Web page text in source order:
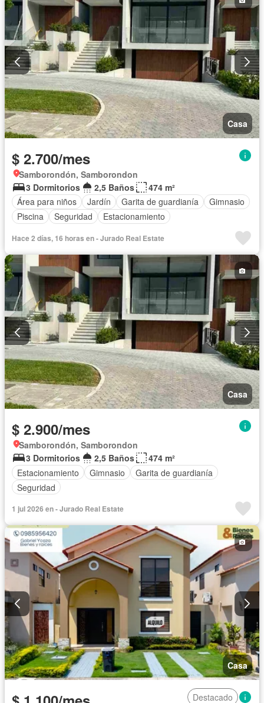
Casa
$ 2.700/mes
Samborondón, Samborondon
3 Dormitorios
2,5 Baños
474 m²
Área para niños
Jardín Garita de guardianía
Gimnasio
Piscina
Seguridad Estacionamiento
Hace 2 días, 16 horas en - Jurado Real Estate
Casa
$ 2.900/mes
Samborondón, Samborondon
3 Dormitorios
2,5 Baños
474 m²
Estacionamiento
Gimnasio
Garita de guardianía
Seguridad
1 jul 2026 en - Jurado Real Estate
Casa
Destacado